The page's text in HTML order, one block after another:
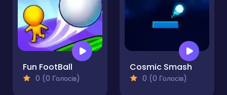
Fun FootBall
0 (0 Голосів)
Cosmic Smash
0 (0 Голосів)